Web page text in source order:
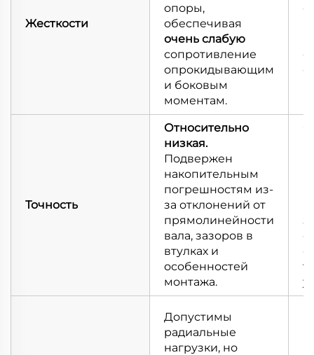
Жесткости
опоры,
обеспечивая
очень слабую
сопротивление
опрокидывающим
и боковым
моментам.
Точность
Относительно
низкая.
Подвержен
накопительным
погрешностям из-
за отклонений от
прямолинейности
вала, зазоров в
втулках и
особенностей
монтажа.
Допустимы
радиальные
нагрузки, но